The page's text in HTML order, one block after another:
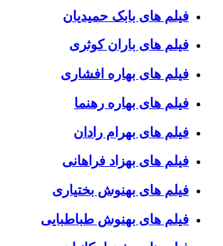
فیلم های بابک حمیدیان
فیلم های باران کوثری
فیلم های بهاره افشاری
فیلم های بهاره رهنما
فیلم های بهرام رادان
فیلم های بهزاد فراهانی
فیلم های بهنوش بختیاری
فیلم های بهنوش طباطبایی